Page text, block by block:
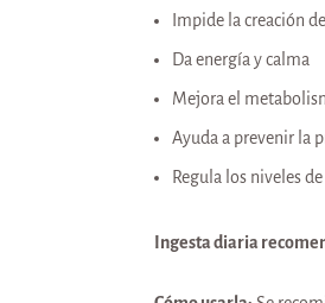
Impide la creación
Da energía y calma
Mejora el
Ayuda a prevenir la
Regula los niveles
Ingesta diaria